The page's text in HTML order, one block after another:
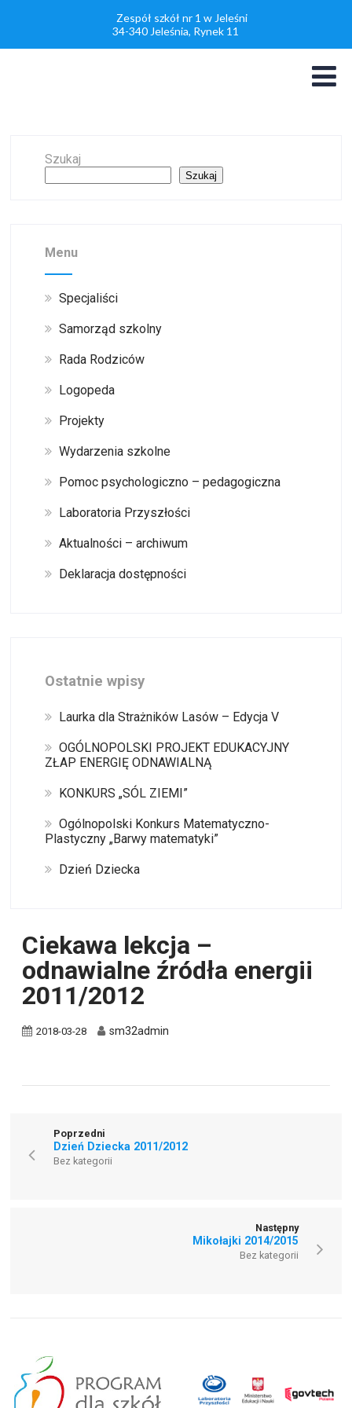
Zespół szkół nr 1 w Jeleśni
34-340 Jeleśnia, Rynek 11
Szukaj
Szukaj
Menu
Specjaliści
Samorząd szkolny
Rada Rodziców
Logopeda
Projekty
Wydarzenia szkolne
Pomoc psychologiczno – pedagogiczna
Laboratoria Przyszłości
Aktualności – archiwum
Deklaracja dostępności
Ostatnie wpisy
Laurka dla Strażników Lasów – Edycja V
OGÓLNOPOLSKI PROJEKT EDUKACYJNY
ZŁAP ENERGIĘ ODNAWIALNĄ
KONKURS „SÓL ZIEMI”
Ogólnopolski Konkurs Matematyczno-
Plastyczny „Barwy matematyki”
Dzień Dziecka
Ciekawa lekcja –
odnawialne źródła energii
2011/2012
2018-03-28 sm32admin
Poprzedni
Dzień Dziecka 2011/2012
Bez kategorii
Następny
Mikołajki 2014/2015
Bez kategorii